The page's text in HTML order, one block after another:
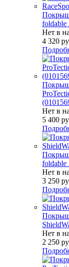
foldable
Нет в
4 320
Нет в
5 400
foldable
Нет в
3 250
Нет в
2 250